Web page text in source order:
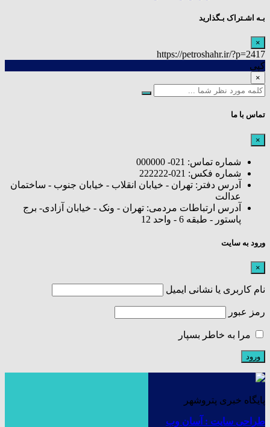
بـه اشـتراک بـگذارید
×
https://petroshahr.ir/?p=2417
کپی
×
تماس با ما
×
شماره تماس: 021- 000000
شماره فکس: 021-222222
آدرس دفتر: تهران - خیابان انقلاب - خیابان جنوب - ساختمان
عدالت
آدرس ارتباطات مردمی: تهران - ونک - خیابان آزادی- برج
پاستور - طبقه 6 - واحد 12
ورود به سایت
×
نام کاربری یا نشانی ایمیل
رمز عبور
مرا به خاطر بسپار
پایگاه خبری پتروشهر
طراحی سایت : آسان وب